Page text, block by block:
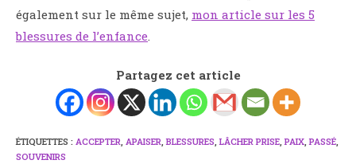
également sur le même sujet, mon article sur les 5
blessures de l’enfance
Partagez cet article
ÉTIQUETTES : ACCEPTER, APAISER, BLESSURES, LÂCHER PRISE, PAIX, PASSÉ,
SOUVENIRS